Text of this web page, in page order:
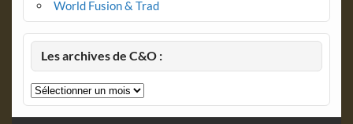
World Fusion & Trad
Les archives de C&O :
Les
archives